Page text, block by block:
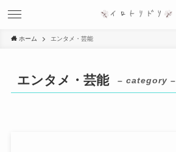
ホーム エンタメ・芸能
エンタメ・芸能 – category –